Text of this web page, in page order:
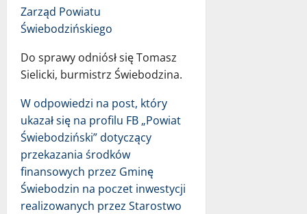
Zarząd Powiatu
Świebodzińskiego
Do sprawy odniósł się Tomasz
Sielicki, burmistrz Świebodzina.
W odpowiedzi na post, który
ukazał się na profilu FB „Powiat
Świebodziński” dotyczący
przekazania środków
finansowych przez Gminę
Świebodzin na poczet inwestycji
realizowanych przez Starostwo